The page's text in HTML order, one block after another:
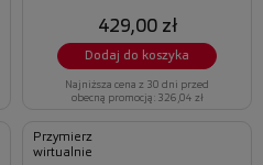
429,00 zł
Dodaj do koszyka
Najniższa cena z 30 dni przed
obecną promocją: 326,04 zł
Przymierz
wirtualnie